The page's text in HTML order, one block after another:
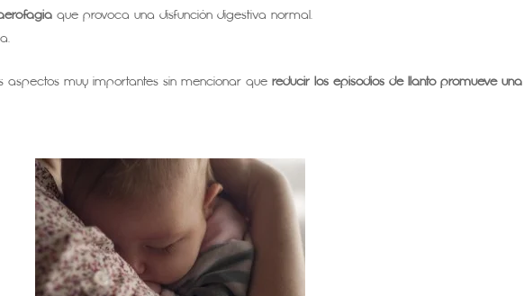
que provoca una disfunción digestiva normal.
aspectos muy importantes sin mencionar quereducir los episodios de llanto promueve una